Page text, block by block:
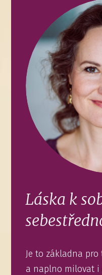
Láska k
Je to základna
a naplno milovat i